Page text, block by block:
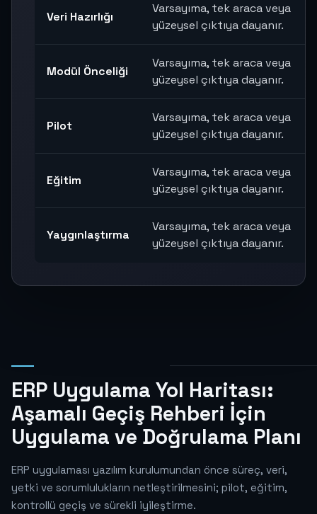
Veri Hazırlığı
Varsayıma, tek araca veya
yüzeysel çıktıya dayanır.
Modül Önceliği
Varsayıma, tek araca veya
yüzeysel çıktıya dayanır.
Pilot
Varsayıma, tek araca veya
yüzeysel çıktıya dayanır.
Eğitim
Varsayıma, tek araca veya
yüzeysel çıktıya dayanır.
Yaygınlaştırma
Varsayıma, tek araca veya
yüzeysel çıktıya dayanır.
ERP Uygulama Yol Haritası:
Aşamalı Geçiş Rehberi İçin
Uygulama ve Doğrulama Planı
ERP uygulaması yazılım kurulumundan önce süreç, veri,
yetki ve sorumlulukların netleştirilmesini; pilot, eğitim,
kontrollü geçiş ve sürekli iyileştirme.